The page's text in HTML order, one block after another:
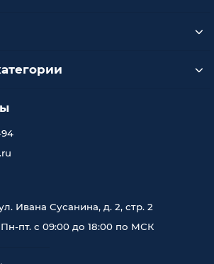
Ивана Сусанина, д. 2, стр. 2
пт. с 09:00 до 18:00 по МСК